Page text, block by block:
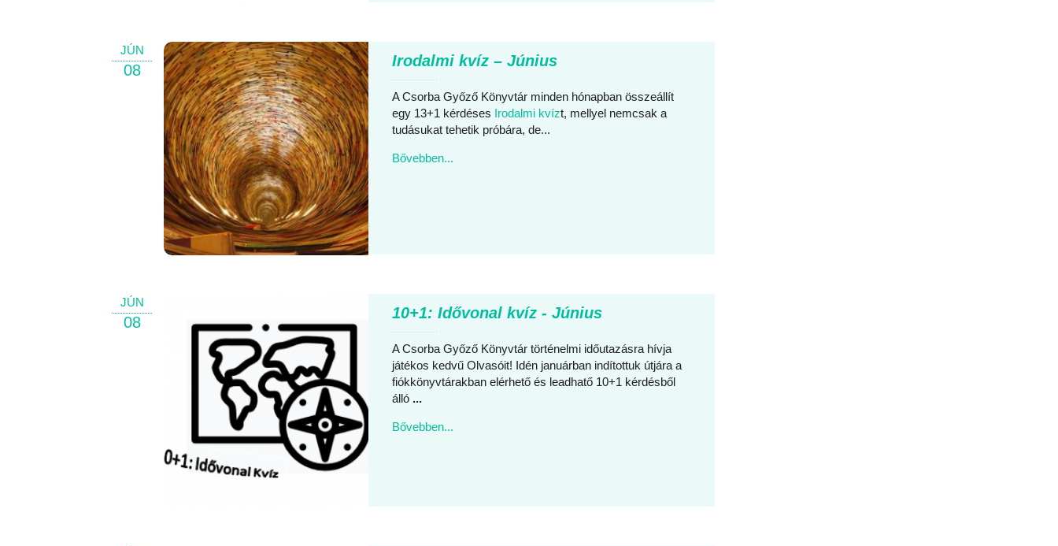
JÚN
08
Irodalmi kvíz – Június
A Csorba Győző Könyvtár minden hónapban összeállít
egy 13+1 kérdéses Irodalmi kvízt, mellyel nemcsak a
tudásukat tehetik próbára, de...
Bővebben...
JÚN
08
10+1: Idővonal kvíz - Június
A Csorba Győző Könyvtár történelmi időutazásra hívja
játékos kedvű Olvasóit! Idén januárban indítottuk útjára a
fiókkönyvtárakban elérhető és leadhatő 10+1 kérdésből
álló ...
Bővebben...